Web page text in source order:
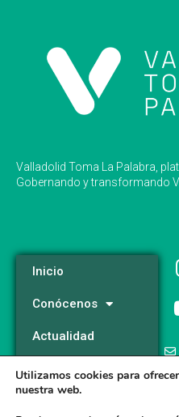
Valladolid Toma La Palabra,
Gobernando y transformando
Inicio
Conócenos
Actualidad
Programa
Utilizamos cookies para
nuestra web.